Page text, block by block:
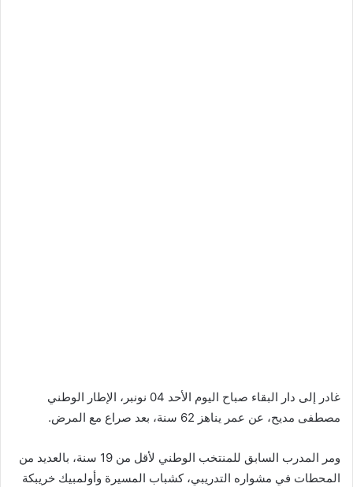
غادر إلى دار البقاء صباح اليوم الأحد 04 نونبر، الإطار الوطني
مصطفى مديح، عن عمر يناهز 62 سنة، بعد صراع مع المرض.
ومر المدرب السابق للمنتخب الوطني لأقل من 19 سنة، بالعديد من
المحطات في مشواره التدريبي، كشباب المسيرة وأولمبيك خريبكة